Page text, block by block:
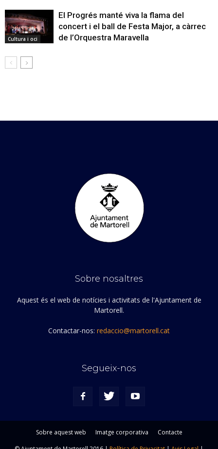
Cultura i oci
El Progrés manté viva la flama del
concert i el ball de Festa Major, a càrrec
de l’Orquestra Maravella
Sobre nosaltres
Aquest és el web de notícies i activitats de l'Ajuntament de
Martorell.
Contactar-nos: redaccio@martorell.cat
Segueix-nos
Sobre aquest web Imatge corporativa
Contacte